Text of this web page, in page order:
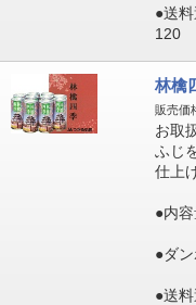
●送
120
林檎
販売価
お取
ふじ
仕上
●内
●ダ
●送